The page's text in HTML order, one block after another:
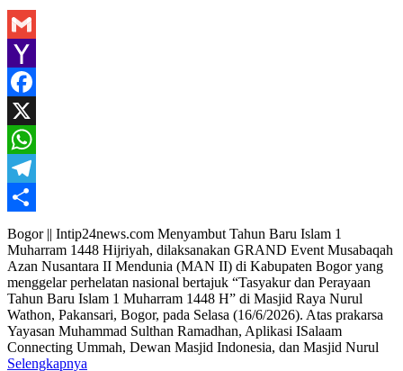
Gmail
Yahoo
Mail
Facebook
X
WhatsApp
Telegram
Share
Bogor || Intip24news.com Menyambut Tahun Baru Islam 1
Muharram 1448 Hijriyah, dilaksanakan GRAND Event Musabaqah
Azan Nusantara II Mendunia (MAN II) di Kabupaten Bogor yang
menggelar perhelatan nasional bertajuk “Tasyakur dan Perayaan
Tahun Baru Islam 1 Muharram 1448 H” di Masjid Raya Nurul
Wathon, Pakansari, Bogor, pada Selasa (16/6/2026). Atas prakarsa
Yayasan Muhammad Sulthan Ramadhan, Aplikasi ISalaam
Connecting Ummah, Dewan Masjid Indonesia, dan Masjid Nurul
Selengkapnya